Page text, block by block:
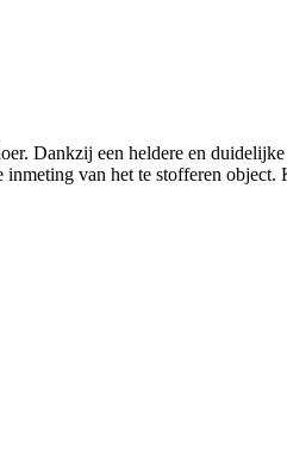
Dankzij een heldere en
van het te stofferen